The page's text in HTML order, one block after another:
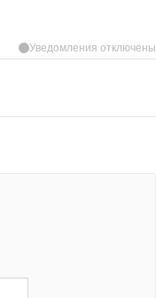
Уведомления отключены